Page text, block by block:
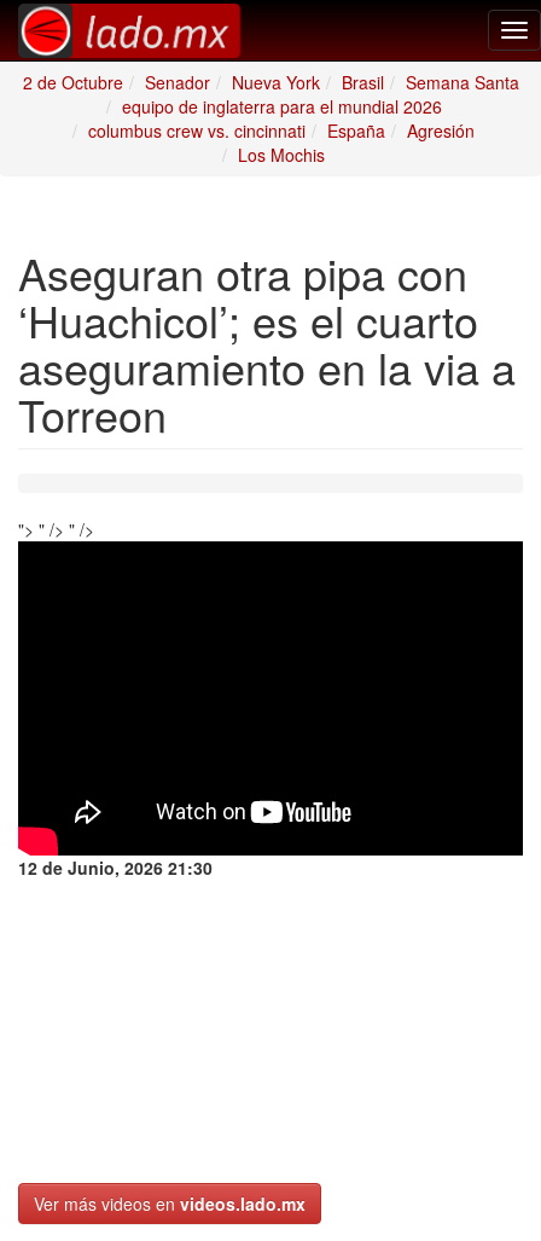
2 de Octubre
Senador Nueva York Brasil
Semana Santa
equipo de inglaterra para el mundial 2026
columbus crew vs. cincinnati
España
Agresión
Los Mochis
Aseguran otra pipa con
‘Huachicol’; es el cuarto
aseguramiento en la via a
Torreon
"> " /> " />
12 de Junio, 2026 21:30
Ver más videos en videos.lado.mx